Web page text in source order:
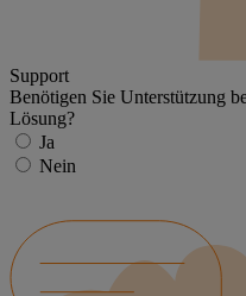
Support
Benötigen Sie Unterstützung
Lösung?
Ja
Nein